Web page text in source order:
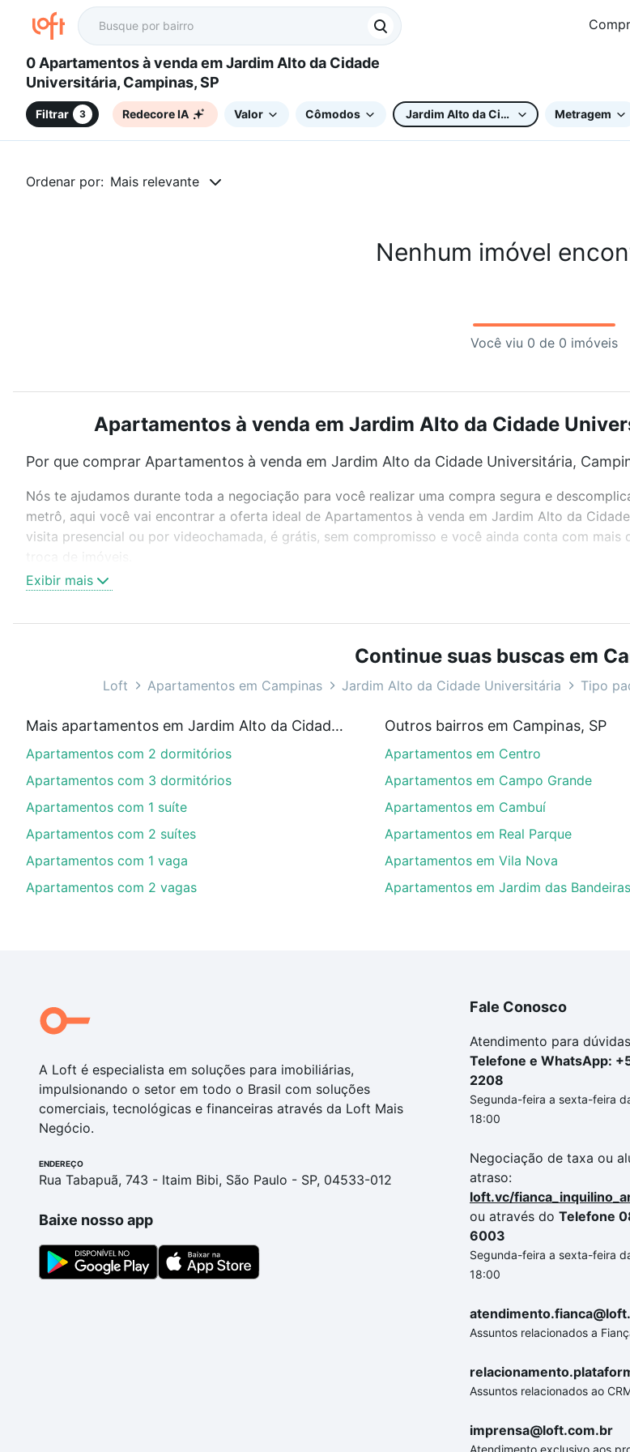
0 Apartamentos à venda em Jardim Alto da Cidade
Universitária, Campinas, SP
Filtrar 3 Redecore IA Valor Cômodos Jardim Alto da Cidade Universitária
Metragem
Ordenar por: Mais relevante
Nenhum imóvel
Você viu 0 de 0 imóveis
Apartamentos à venda em Jardim Alto da Cidade
Por que comprar Apartamentos à venda em Jardim Alto da Cidade Universitária,
Nós te ajudamos durante toda a negociação para você realizar uma compra segura e
metrô, aqui você vai encontrar a oferta ideal de Apartamentos à venda em Jardim Alto da
visita presencial ou por videochamada, é grátis, sem compromisso e você ainda conta com
Como escolher um imóvel?
Use barra de busca no topo para pesquisar por ruas, bairros e até condomínios favoritos. Você
ou sem vaga de garagem para combinar perfeitamente com o preço, metragem e comodidades,
Apartamentos à venda em Jardim Alto da Cidade Universitária, Campinas, SP ideal para você na
Aqui na Loft temos a oferta ideal para você, com Apartamentos à venda em Jardim Alto da
nossas opções de financiamento imobiliário as parcelas podem se adequar ao seu orçamento.
compra, veja em nosso portal quanto custa comprar um apartamento e conte com a gente para
Exibir mais
Continue suas buscas em
Loft Apartamentos em Campinas Jardim Alto da Cidade Universitária Tipo
Mais apartamentos em Jardim Alto da Cidade Universitária
Apartamentos com 2 dormitórios
Apartamentos com 3 dormitórios
Apartamentos com 1 suíte
Apartamentos com 2 suítes
Apartamentos com 1 vaga
Apartamentos com 2 vagas
Outros bairros em Campinas, SP
Apartamentos em Centro
Apartamentos em Campo Grande
Apartamentos em Cambuí
Apartamentos em Real Parque
Apartamentos em Vila Nova
Apartamentos em Jardim das Bandeiras
A Loft é especialista em soluções para imobiliárias,
impulsionando o setor em todo o Brasil com soluções
comerciais, tecnológicas e financeiras através da Loft Mais
Negócio.
ENDEREÇO
Rua Tabapuã, 743 - Itaim Bibi, São Paulo - SP, 04533-012
Baixe nosso app
Fale Conosco
Atendimento para
Telefone e WhatsApp:
2208
Segunda-feira a sexta-feira
18:00
Negociação de taxa ou
atraso:
loft.vc/
ou através do Telefone
6003
Segunda-feira a sexta-feira
18:00
Assuntos relacionados a
Assuntos relacionados ao
imprensa@loft.com.br
Atendimento exclusivo aos